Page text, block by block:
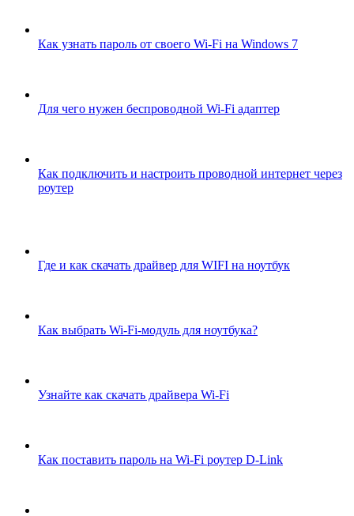
Как узнать пароль от своего Wi-Fi на Windows 7
Для чего нужен беспроводной Wi-Fi адаптер
Как подключить и настроить проводной интернет через
роутер
Где и как скачать драйвер для WIFI на ноутбук
Как выбрать Wi-Fi-модуль для ноутбука?
Узнайте как скачать драйвера Wi-Fi
Как поставить пароль на Wi-Fi роутер D-Link